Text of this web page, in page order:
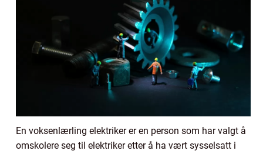
En voksenlærling elektriker er en person som har valgt å
omskolere seg til elektriker etter å ha vært sysselsatt i